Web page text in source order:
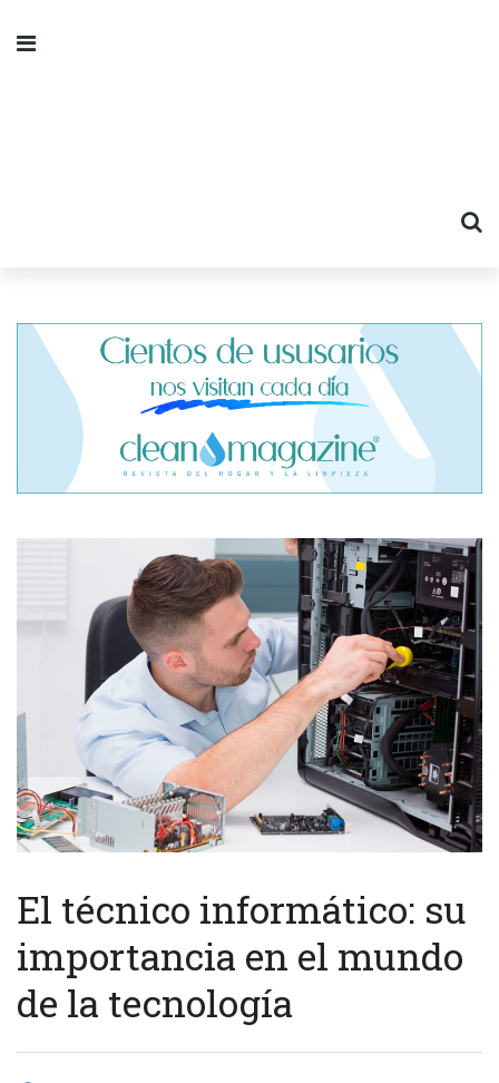
El técnico informático: su
importancia en el mundo
de la tecnología